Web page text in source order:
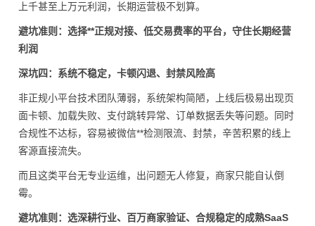
上千甚至上万元利润，长期运营极不划算。
避坑准则：选择**正规对接、低交易费率的平台，守住长期经营
利润
深坑四：系统不稳定，卡顿闪退、封禁风险高
非正规小平台技术团队薄弱，系统架构简陋，上线后极易出现页
面卡顿、加载失败、支付跳转异常、订单数据丢失等问题。同时
合规性不达标，容易被微信**检测限流、封禁，辛苦积累的线上
客源直接流失。
而且这类平台无专业运维，出问题无人修复，商家只能自认倒
霉。
避坑准则：选深耕行业、百万商家验证、合规稳定的成熟SaaS